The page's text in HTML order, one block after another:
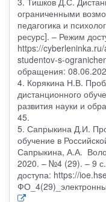
ограниченными
педагогика и
ресурс]. – Режим
https://
studentov-s-
обращения:
4. Корякина Н.В.
дистанционного
развития науки и
45.
5. Сапрыкина Д.И.
обучение в
Сапрыкина, А.А.
2020. – №4 (29). – 9
доступа: https://